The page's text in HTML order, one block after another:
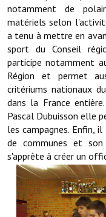
Fêtes et
Numéros d'urgence
Terrains et maisons
VOTRE MAIRIE
Elus et agents
L'équipe municipale
Le personnel
Les moyens financiers
notamment de
matériels selon
a tenu à mettre en
sport du Conseil
participe notamment
Région et permet
critériums nationaux
dans la France
Pascal Dubuisson elle
les campagnes. Enfin,
de communes et son
s'apprête à créer un